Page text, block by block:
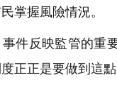
掌握風險情況。
件反映監管的重
正正是要做到這